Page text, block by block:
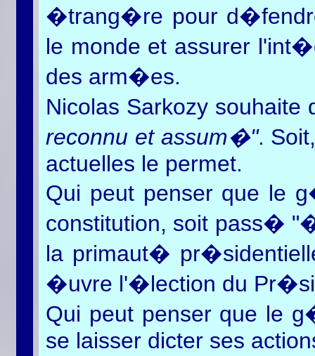
�trang�re pour
le monde et assurer
des arm�es.
Nicolas Sarkozy souhaite
reconnu et assum�".
actuelles le permet.
Qui peut penser que le
constitution, soit pass�
la primaut�
�uvre l'�lection du
Qui peut penser que le
se laisser dicter ses